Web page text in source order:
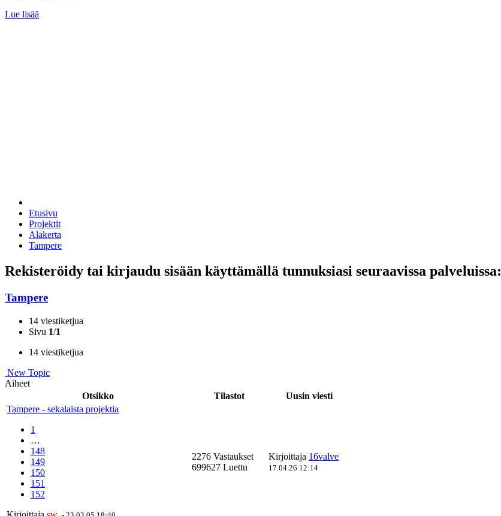
Lue lisää
Etusivu
Projektit
Alakerta
Tampere
Rekisteröidy tai kirjaudu sisään käyttämällä tunnuksiasi seuraavissa palveluissa:
Tampere
14 viestiketjua
Sivu 1/1
14 viestiketjua
New Topic
Aiheet
Otsikko
Tilastot
Uusin viesti
Tampere - sekalaista projektia
1
…
148
149
150
151
152
2276 Vastaukset
699627 Luettu
Kirjoittaja 16valve
17.04.26 12:14